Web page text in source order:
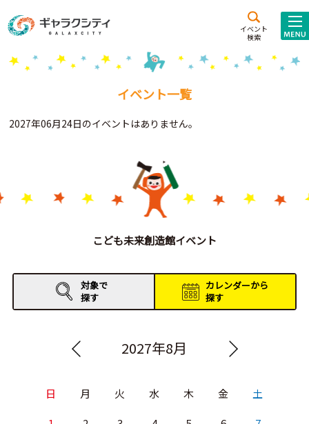
イベント
検索
施設案内
こども
西新井
施設･
Gがくえん
お知らせ
イベントレポート
イベント一覧
2027年06月24日のイベントはありません。
こども未来創造館イベント
対象で
探す
カレンダーから
探す
2027年8月
日 月 火 水 木 金 土